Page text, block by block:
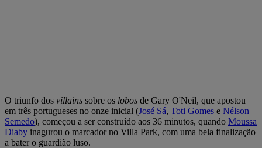
O triunfo dos villains sobre os lobos de Gary O'Neil, que apostou
em três portugueses no onze inicial (José Sá, Toti Gomes e Nélson
Semedo), começou a ser construído aos 36 minutos, quando Moussa
Diaby inagurou o marcador no Villa Park, com uma bela finalização
a bater o guardião luso.